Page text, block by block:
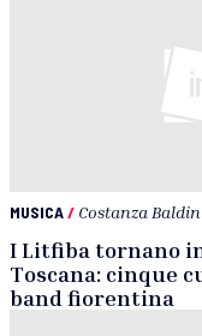
MUSICA/ Costanza
I Litfiba tornano
Toscana: cinque
band fiorentina